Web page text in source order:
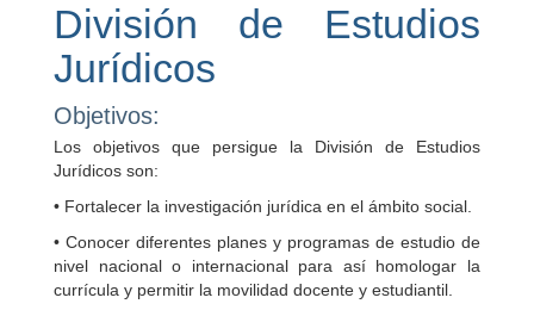
División de Estudios
Jurídicos
Objetivos:
Los objetivos que persigue la División de Estudios
Jurídicos son:
• Fortalecer la investigación jurídica en el ámbito social.
• Conocer diferentes planes y programas de estudio de
nivel nacional o internacional para así homologar la
currícula y permitir la movilidad docente y estudiantil.